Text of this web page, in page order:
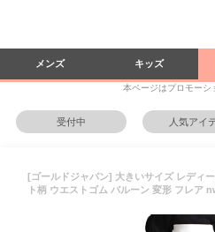
メンズ キッズ
本ページはプロモーシ
受付中 人気アイ
[ゴールドジャパン] 大きいサイズ レディ
ト柄 ウエストゴム バルーン 変形 フレア